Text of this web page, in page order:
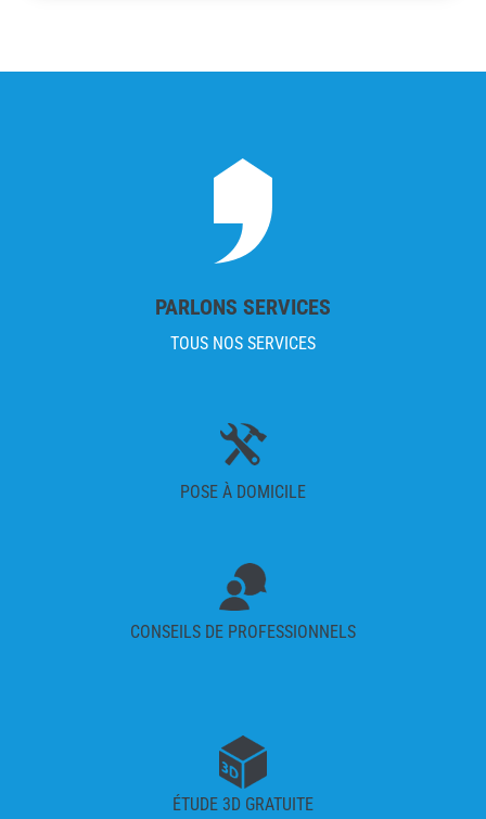
PARLONS SERVICES
TOUS NOS SERVICES
POSE À DOMICILE
CONSEILS DE PROFESSIONNELS
ÉTUDE 3D GRATUITE